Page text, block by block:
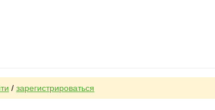
/ зарегистрироваться